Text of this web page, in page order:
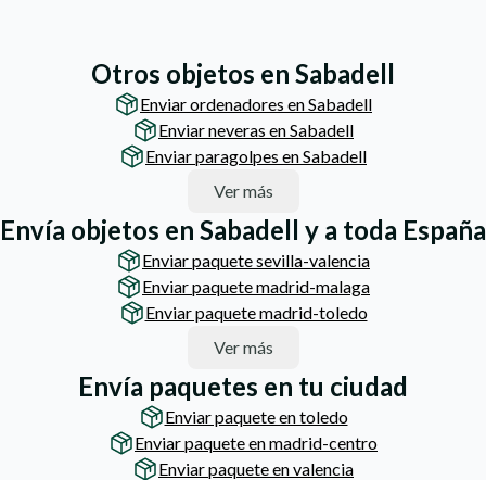
Otros objetos en Sabadell
Enviar ordenadores en Sabadell
Enviar neveras en Sabadell
Enviar paragolpes en Sabadell
Ver más
Envía objetos en Sabadell y a toda España
Enviar paquete sevilla-valencia
Enviar paquete madrid-malaga
Enviar paquete madrid-toledo
Ver más
Envía paquetes en tu ciudad
Enviar paquete en toledo
Enviar paquete en madrid-centro
Enviar paquete en valencia